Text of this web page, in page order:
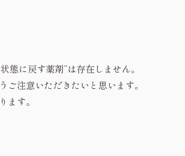
態に戻す薬剤”は存在しません。
注意いただきたいと思います。
ます。